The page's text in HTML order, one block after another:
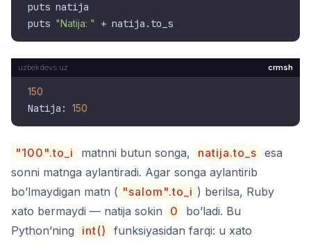
puts natija
puts "Natija: "
crmsh
150
Natija: 150
"100".to_i matnni butun songa, natija.to_s esa
sonni matnga aylantiradi. Agar songa aylantirib
bo’lmaydigan matn ( "salom".to_i ) berilsa, Ruby
xato bermaydi — natija sokin
0
bo’ladi. Bu
Python’ning
int() funksiyasidan farqi: u xato